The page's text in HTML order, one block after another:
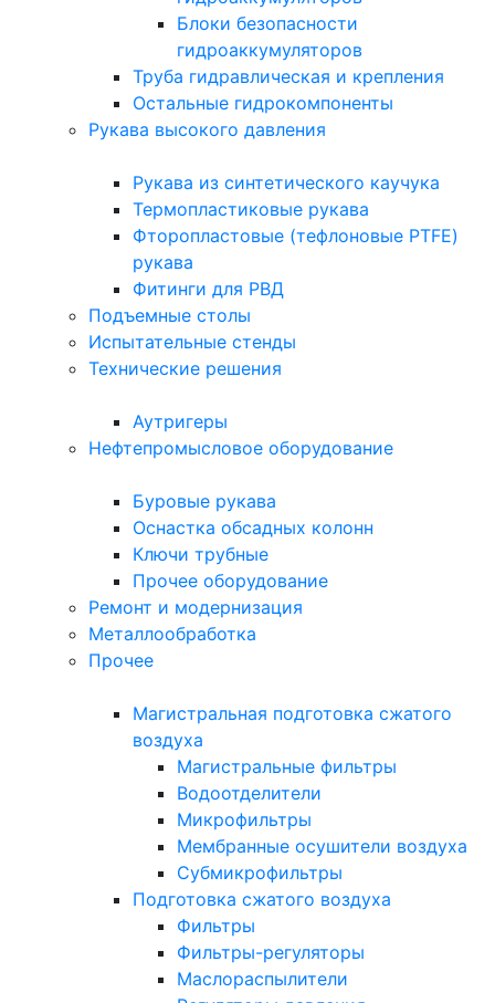
Блоки безопасности
гидроаккумуляторов
Труба гидравлическая и крепления
Остальные гидрокомпоненты
Рукава высокого давления
Рукава из синтетического каучука
Термопластиковые рукава
Фторопластовые (тефлоновые PTFE)
рукава
Фитинги для РВД
Подъемные столы
Испытательные стенды
Технические решения
Аутригеры
Нефтепромысловое оборудование
Буровые рукава
Оснастка обсадных колонн
Ключи трубные
Прочее оборудование
Ремонт и модернизация
Металлообработка
Прочее
Магистральная подготовка сжатого
воздуха
Магистральные фильтры
Водоотделители
Микрофильтры
Мембранные осушители воздуха
Субмикрофильтры
Подготовка сжатого воздуха
Фильтры
Фильтры-регуляторы
Маслораспылители